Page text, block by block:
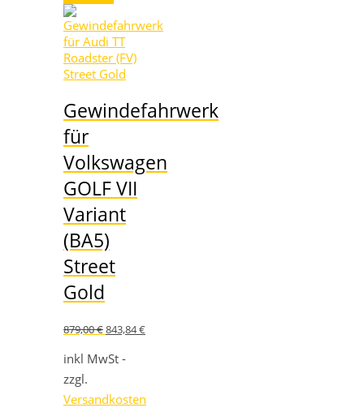
Gewindefahrwerk
für
Volkswagen
GOLF VII
Variant
(BA5)
Street
Gold
879,00€ Ursprünglicher
war:
843,84€Aktueller
inkl MwSt -
zzgl.
Versandkosten